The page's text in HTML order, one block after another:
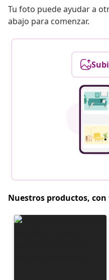
Tu foto puede ayudar a
abajo para comenzar.
Nuestros productos,